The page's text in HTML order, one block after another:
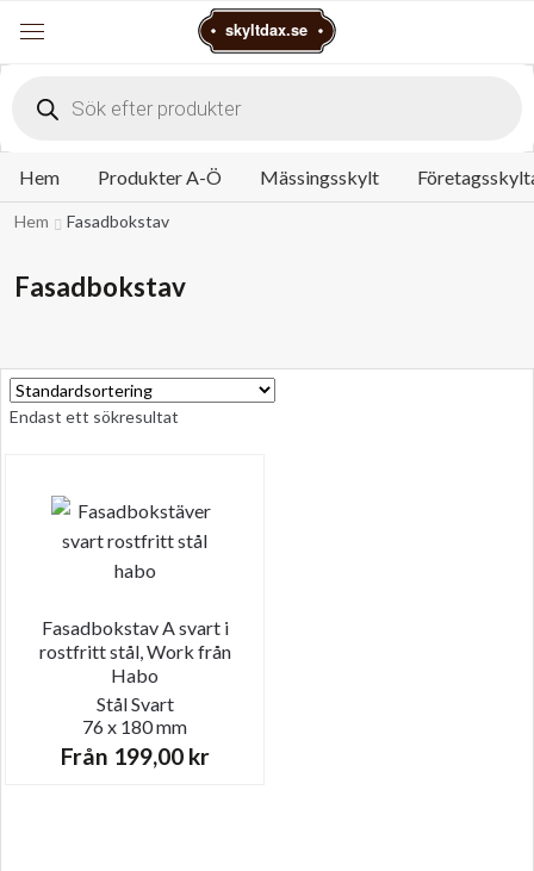
skyltdax.se
search
Hem Produkter A-Ö Mässingsskylt
Hem Fasadbokstav
Fasadbokstav
Endast ett sökresultat
Fasadbokstav A svart i
rostfritt stål, Work från
Habo
StålSvart
76 x 180 mm
Från 199,00 kr